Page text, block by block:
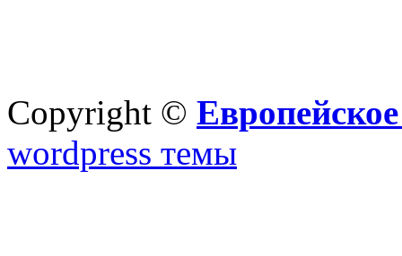
Copyright ©
wordpress темы